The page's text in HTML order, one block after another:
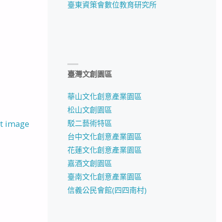
image
臺東資策會數位教育研究所
臺灣文創園區
華山文化創意產業園區
松山文創園區
駁二藝術特區
台中文化創意產業園區
花蓮文化創意產業園區
嘉酒文創園區
臺南文化創意產業園區
信義公民會館(四四南村)